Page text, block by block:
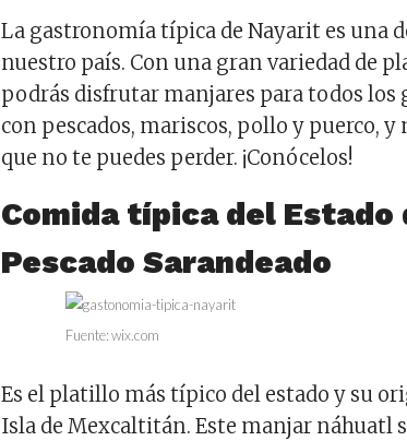
La gastronomía típica de Nayarit es una
nuestro país. Con una gran variedad de
podrás disfrutar manjares para todos los
con pescados, mariscos, pollo y puerco,
que no te puedes perder. ¡Conócelos!
Comida típica del Estado
Pescado Sarandeado
Fuente: wix.com
Es el platillo más típico del estado y su
Isla de Mexcaltitán. Este manjar náhuatl